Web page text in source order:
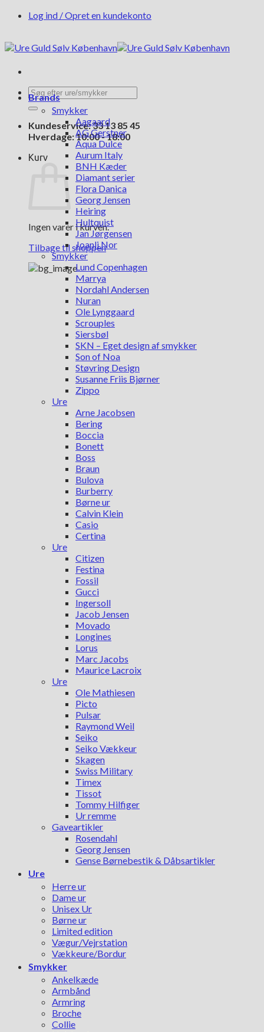
FortsætLog ind / Opret en kundekonto
Søg
efter:
Kundeservice: 33 13 85 45
Hverdage: 10:00 - 18:00
Kurv
Ingen varer i kurven.
Tilbage til shoppen
Brands
Smykker
Aagaard
AG Gerstner
Aqua Dulce
Aurum Italy
BNH Kæder
Diamant serier
Flora Danica
Georg Jensen
Heiring
Hultquist
Jan Jørgensen
Joanli Nor
Smykker
Lund Copenhagen
Marrya
Nordahl Andersen
Nuran
Ole Lynggaard
Scrouples
Siersbøl
SKN – Eget design af smykker
Son of Noa
Støvring Design
Susanne Friis Bjørner
Zippo
Ure
Arne Jacobsen
Bering
Boccia
Bonett
Boss
Braun
Bulova
Burberry
Børne ur
Calvin Klein
Casio
Certina
Ure
Citizen
Festina
Fossil
Gucci
Ingersoll
Jacob Jensen
Movado
Longines
Lorus
Marc Jacobs
Maurice Lacroix
Ure
Ole Mathiesen
Picto
Pulsar
Raymond Weil
Seiko
Seiko Vækkeur
Skagen
Swiss Military
Timex
Tissot
Tommy Hilfiger
Ur remme
Gaveartikler
Rosendahl
Georg Jensen
Gense Børnebestik & Dåbsartikler
Ure
Herre ur
Dame ur
Unisex Ur
Børne ur
Limited edition
Vægur/Vejrstation
Vækkeure/Bordur
Smykker
Ankelkæde
Armbånd
Armring
Broche
Collie